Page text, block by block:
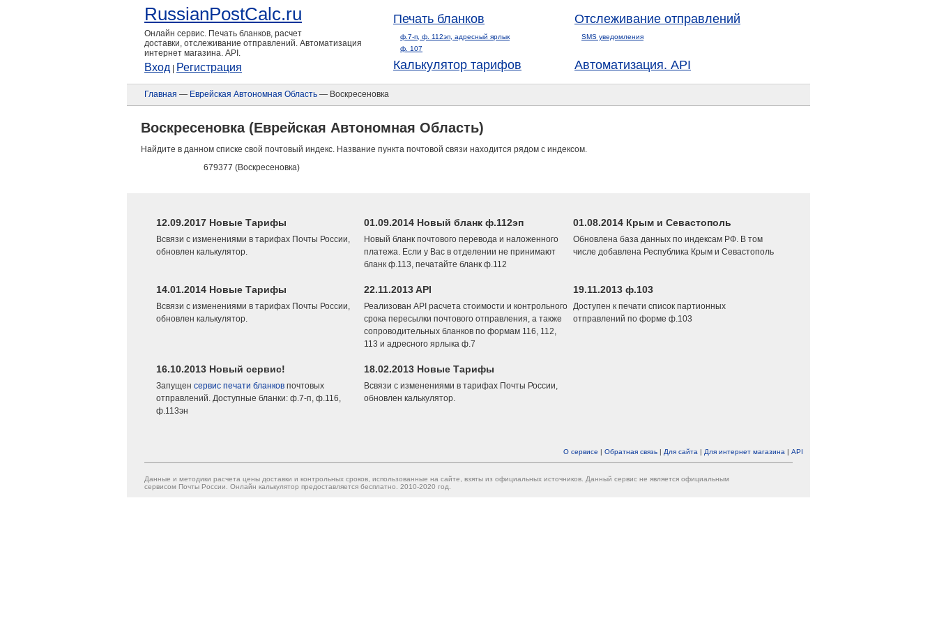
RussianPostCalc.ru
Онлайн сервис. Печать бланков, расчет
доставки, отслеживание отправлений. Автоматизация
интернет магазина. API.
Вход Регистрация
Печать бланков
ф.7-п, ф. 112эп, адресный ярлык
ф. 107
Отслеживание отправлений
SMS уведомления
Калькулятор тарифов Автоматизация. API
Главная — Еврейская Автономная Область — Воскресеновка
Воскресеновка (Еврейская Автономная Область)
Найдите в данном списке свой почтовый индекс. Название пункта почтовой связи находится рядом с индексом.
679377 (Воскресеновка)
12.09.2017 Новые Тарифы
Всвязи с изменениями в тарифах Почты России,
обновлен калькулятор.
01.09.2014 Новый бланк ф.112эп
Новый бланк почтового перевода и наложенного
платежа. Если у Вас в отделении не принимают
бланк ф.113, печатайте бланк ф.112
01.08.2014 Крым и Севастополь
Обновлена база данных по индексам РФ. В том
числе добавлена Республика Крым и Севастополь
14.01.2014 Новые Тарифы
Всвязи с изменениями в тарифах Почты России,
обновлен калькулятор.
22.11.2013 API
Реализован API расчета стоимости и контрольного
срока пересылки почтового отправления, а также
сопроводительных бланков по формам 116, 112,
113 и адресного ярлыка ф.7
19.11.2013 ф.103
Доступен к печати список партионных
отправлений по форме ф.103
16.10.2013 Новый сервис!
Запущен сервис печати бланков почтовых
отправлений. Доступные бланки: ф.7-п, ф.116,
ф.113эн
18.02.2013 Новые Тарифы
Всвязи с изменениями в тарифах Почты России,
обновлен калькулятор.
О сервисе | Обратная связь | Для сайта | Для интернет магазина | API
Данные и методики расчета цены доставки и контрольных сроков, использованные на сайте, взяты из официальных источников. Данный сервис не является официальным
сервисом Почты России. Онлайн калькулятор предоставляется бесплатно. 2010-2020 год.